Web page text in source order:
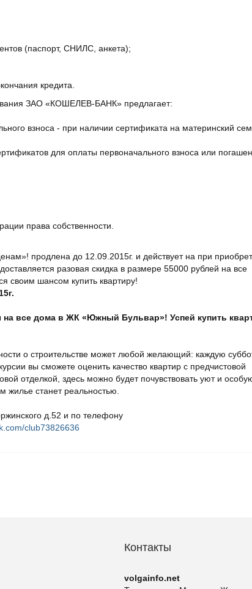
(паспорт, СНИЛС, анкета);
кредита.
ЗАО «КОШЕЛЕВ-БАНК» предлагает:
взноса - при наличии сертификата на материнский
для оплаты первоначального взноса или
права собственности.
продлена до 12.09.2015г. и действует на при
разовая скидка в размере 55000 рублей на все
своим шансом купить квартиру!
все дома в ЖК «Южный Бульвар»! Успей купить
о строительстве может любой желающий: каждую
вы сможете оценить качество квартир с предчистовой
отделкой, здесь можно будет почувствовать уют и
жилье станет реальностью.
д.52 и по телефону
club73826636
Контакты
volgainfo.net